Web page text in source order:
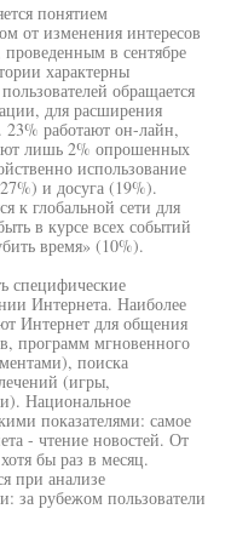
понятием
от изменения интересов
в сентябре
характерны
обращается
для расширения
23% работают он-лайн,
лишь 2% опрошенных
использование
и досуга (19%).
к глобальной сети для
в курсе всех событий
время» (10%).
специфические
Интернета. Наиболее
Интернет для общения
программ мгновенного
поиска
(игры,
Национальное
показателями: самое
- чтение новостей. От
бы раз в месяц.
при анализе
за рубежом пользователи